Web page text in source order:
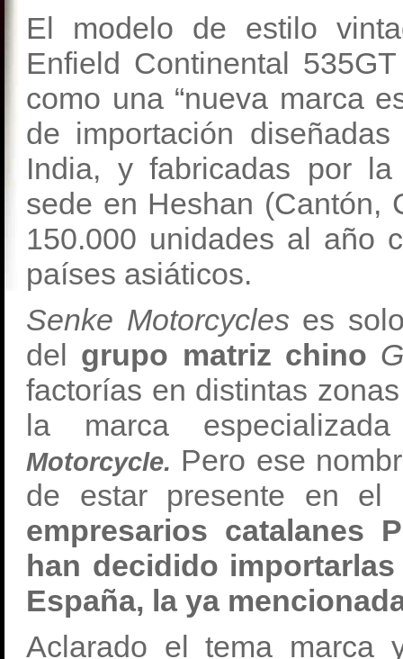
El modelo de estilo
Enfield Continental
como una “nueva marca
de importación
India, y fabricadas por
sede en Heshan (Cantón,
150.000 unidades al año
países asiáticos.
Senke Motorcycles es
del grupo matriz chino
factorías en distintas
la marca
Motorcycle. Pero ese
de estar presente en
empresarios catalanes
han decidido
España, la ya
Aclarado el tema marca